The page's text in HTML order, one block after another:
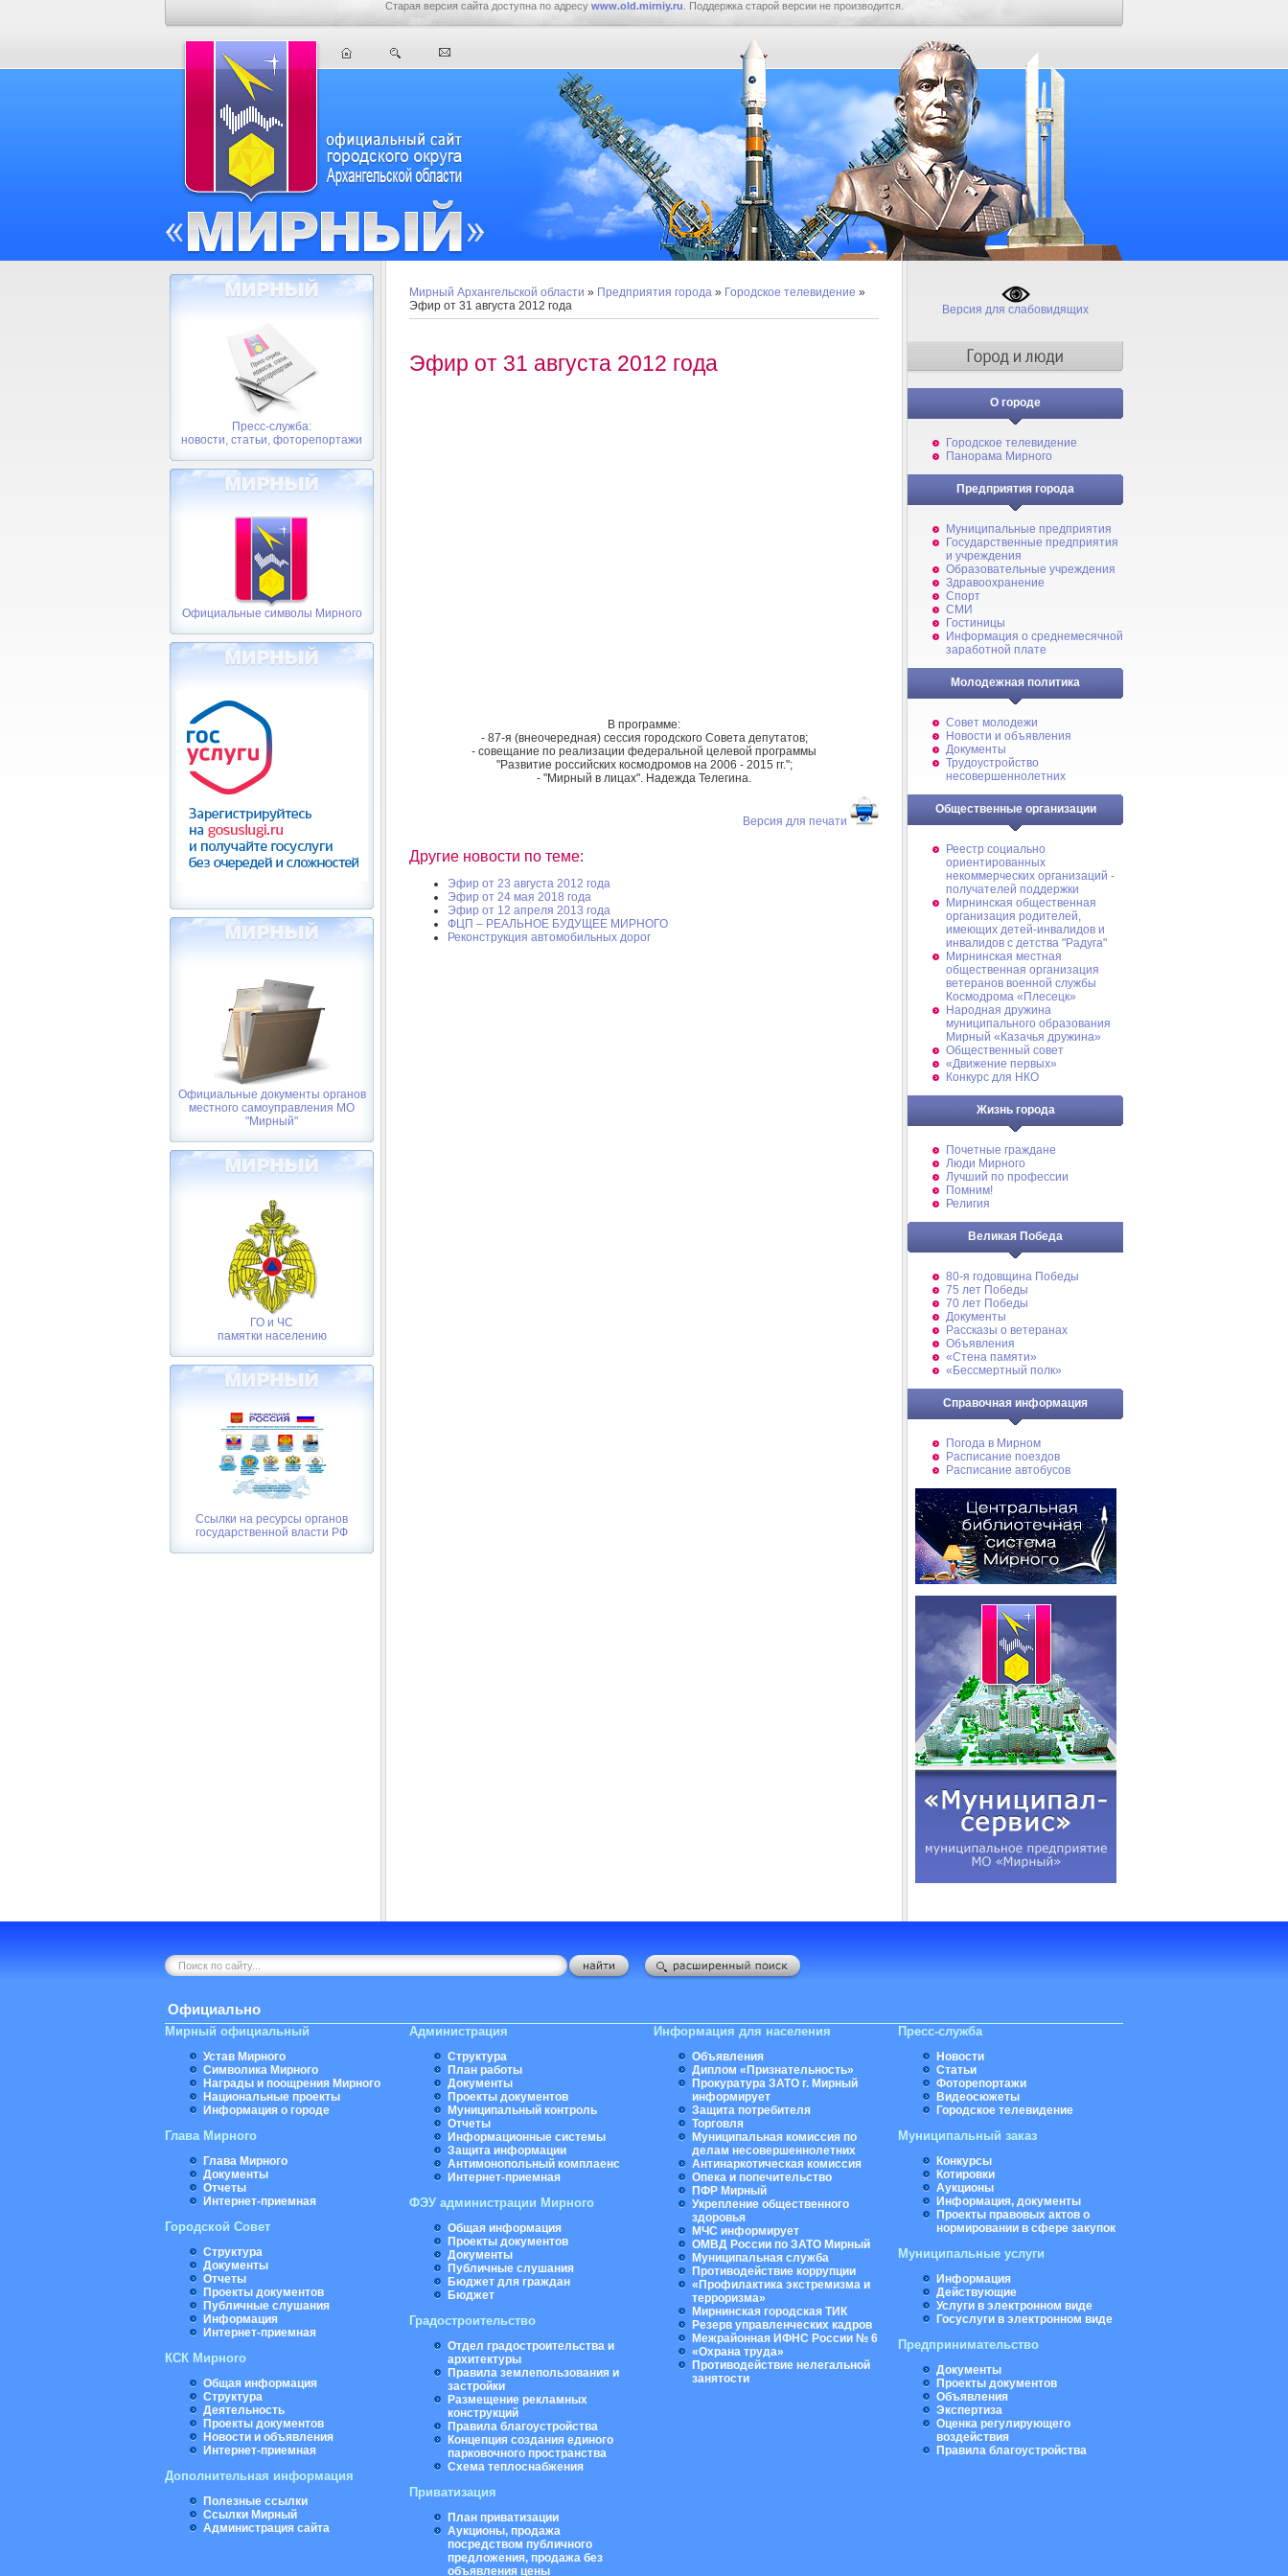
Старая версия сайта доступна по адресу www.old.mirniy.ru . Поддержка старой версии не производится.
Пресс-служба:
новости, статьи, фоторепортажи
Официальные символы Мирного
Официальные документы органов
местного самоуправления МО
"Мирный"
ГО и ЧС
памятки населению
Ссылки на ресурсы органов
государственной власти РФ
Мирный Архангельской области » Предприятия города » Городское телевидение »
Эфир от 31 августа 2012 года
Эфир от 31 августа 2012 года
В программе:
- 87-я (внеочередная) сессия городского Совета депутатов;
- совещание по реализации федеральной целевой программы
"Развитие российских космодромов на 2006 - 2015 гг.";
- "Мирный в лицах". Надежда Телегина.
Версия для печати
Другие новости по теме:
Эфир от 23 августа 2012 года
Эфир от 24 мая 2018 года
Эфир от 12 апреля 2013 года
ФЦП – РЕАЛЬНОЕ БУДУЩЕЕ МИРНОГО
Реконструкция автомобильных дорог
Версия для слабовидящих
О городе
Городское телевидение
Панорама Мирного
Предприятия города
Муниципальные предприятия
Государственные предприятия
и учреждения
Образовательные учреждения
Здравоохранение
Спорт
СМИ
Гостиницы
Информация о среднемесячной
заработной плате
Молодежная политика
Совет молодежи
Новости и объявления
Документы
Трудоустройство
несовершеннолетних
Общественные организации
Реестр социально
ориентированных
некоммерческих организаций -
получателей поддержки
Мирнинская общественная
организация родителей,
имеющих детей-инвалидов и
инвалидов с детства "Радуга"
Мирнинская местная
общественная организация
ветеранов военной службы
Космодрома «Плесецк»
Народная дружина
муниципального образования
Мирный «Казачья дружина»
Общественный совет
«Движение первых»
Конкурс для НКО
Жизнь города
Почетные граждане
Люди Мирного
Лучший по профессии
Помним!
Религия
Великая Победа
80-я годовщина Победы
75 лет Победы
70 лет Победы
Документы
Рассказы о ветеранах
Объявления
«Стена памяти»
«Бессмертный полк»
Справочная информация
Погода в Мирном
Расписание поездов
Расписание автобусов
Официально
Мирный официальный
Устав Мирного
Символика Мирного
Награды и поощрения Мирного
Национальные проекты
Информация о городе
Глава Мирного
Глава Мирного
Документы
Отчеты
Интернет-приемная
Городской Совет
Структура
Документы
Отчеты
Проекты документов
Публичные слушания
Информация
Интернет-приемная
КСК Мирного
Общая информация
Структура
Деятельность
Проекты документов
Новости и объявления
Интернет-приемная
Дополнительная информация
Полезные ссылки
Ссылки Мирный
Администрация сайта
Администрация
Структура
План работы
Документы
Проекты документов
Муниципальный контроль
Отчеты
Информационные системы
Защита информации
Антимонопольный комплаенс
Интернет-приемная
ФЭУ администрации Мирного
Общая информация
Проекты документов
Документы
Публичные слушания
Бюджет для граждан
Бюджет
Градостроительство
Отдел градостроительства и
архитектуры
Правила землепользования и
застройки
Размещение рекламных
конструкций
Правила благоустройства
Концепция создания единого
парковочного пространства
Схема теплоснабжения
Приватизация
План приватизации
Аукционы, продажа
посредством публичного
предложения, продажа без
объявления цены
Информация для населения
Объявления
Диплом «Признательность»
Прокуратура ЗАТО г. Мирный
информирует
Защита потребителя
Торговля
Муниципальная комиссия по
делам несовершеннолетних
Антинаркотическая комиссия
Опека и попечительство
ПФР Мирный
Укрепление общественного
здоровья
МЧС информирует
ОМВД России по ЗАТО Мирный
Муниципальная cлужба
Противодействие коррупции
«Профилактика экстремизма и
терроризма»
Мирнинская городская ТИК
Резерв управленческих кадров
Межрайонная ИФНС России № 6
«Охрана труда»
Противодействие нелегальной
занятости
Пресс-служба
Новости
Статьи
Фоторепортажи
Видеосюжеты
Городское телевидение
Муниципальный заказ
Конкурсы
Котировки
Аукционы
Информация, документы
Проекты правовых актов о
нормировании в сфере закупок
Муниципальные услуги
Информация
Действующие
Услуги в электронном виде
Госуслуги в электронном виде
Предпринимательство
Документы
Проекты документов
Объявления
Экспертиза
Оценка регулирующего
воздействия
Правила благоустройства